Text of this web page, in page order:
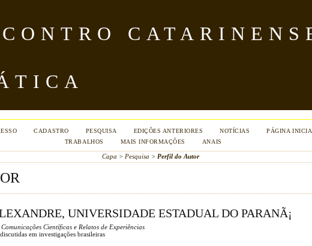
CADASTRO PESQUISA EDIÇÕES ANTERIORES NOTÍCIAS PÁGINA
TRABALHOS
MAIS INFORMAÇÕES ANAIS
Capa > Pesquisa > Perfil do Autor
UNIVERSIDADE ESTADUAL DO PARANÃ¡
Científicas e Relatos de Experiências
em investigações brasileiras